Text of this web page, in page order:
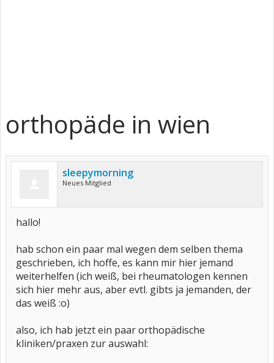
orthopäde in wien
sleepymorning
Neues Mitglied
hallo!
hab schon ein paar mal wegen dem selben thema
geschrieben, ich hoffe, es kann mir hier jemand
weiterhelfen (ich weiß, bei rheumatologen kennen
sich hier mehr aus, aber evtl. gibts ja jemanden, der
das weiß :o)
also, ich hab jetzt ein paar orthopädische
kliniken/praxen zur auswahl: